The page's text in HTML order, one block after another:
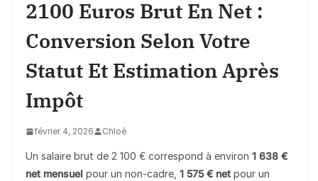
2100 Euros Brut En Net :
Conversion Selon Votre
Statut Et Estimation Après
Impôt
février 4, 2026 Chloé
Un salaire brut de 2 100 € correspond à environ 1 638 €
net mensuel pour un non-cadre, 1 575 € net pour un